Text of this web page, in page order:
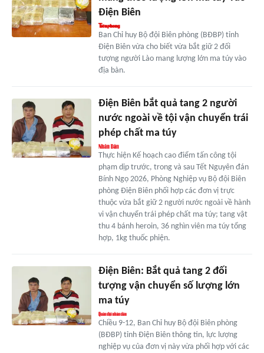
Điện Biên
Ban Chỉ huy Bộ đội Biên phòng (BĐBP) tỉnh
Điện Biên vừa cho biết vừa bắt giữ 2 đối
tượng người Lào mang lượng lớn ma túy vào
địa bàn.
Điện Biên bắt quả tang 2 người
nước ngoài về tội vận chuyển trái
phép chất ma túy
Thực hiện Kế hoạch cao điểm tấn công tội
phạm dịp trước, trong và sau Tết Nguyên đán
Bính Ngọ 2026, Phòng Nghiệp vụ Bộ đội Biên
phòng Điện Biên phối hợp các đơn vị trực
thuộc vừa bắt giữ 2 người nước ngoài về hành
vi vận chuyển trái phép chất ma túy; tang vật
thu 4 bánh heroin, 36 nghìn viên ma túy tổng
hợp, 1kg thuốc phiện.
Điện Biên: Bắt quả tang 2 đối
tượng vận chuyển số lượng lớn
ma túy
Chiều 9-12, Ban Chỉ huy Bộ đội Biên phòng
(BĐBP) tỉnh Điện Biên thông tin, lực lượng
nghiệp vụ của đơn vị này vừa phối hợp với các